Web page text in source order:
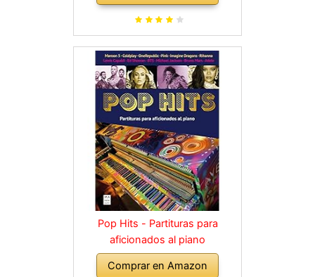
diferentes
Pop Hits - Partituras para
aficionados al piano
Comprar en Amazon